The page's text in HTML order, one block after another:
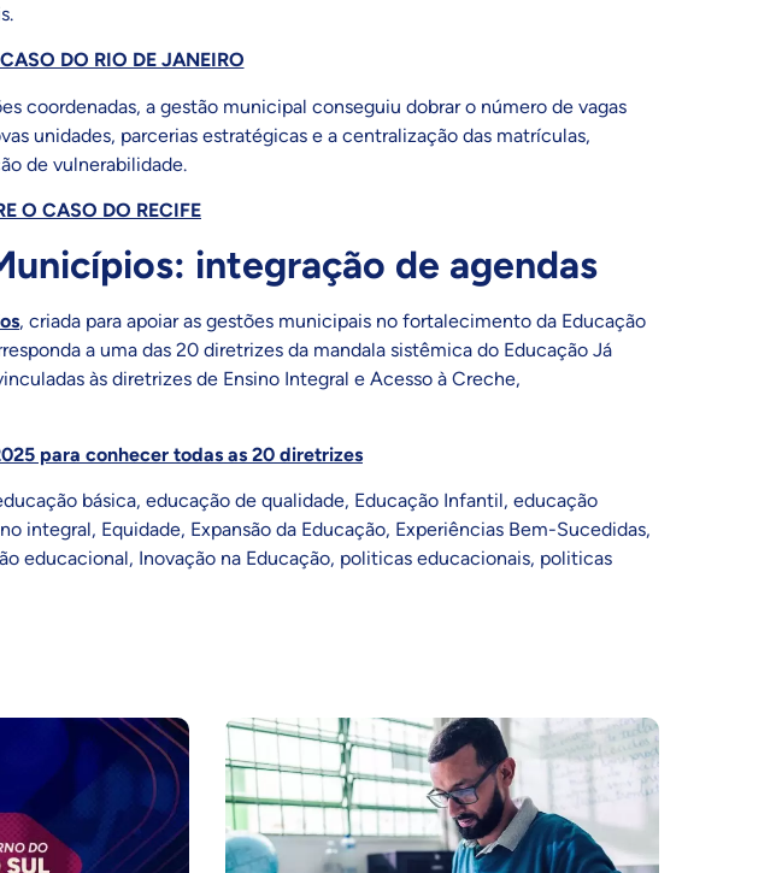
DO RIO DE JANEIRO
coordenadas, a gestão municipal conseguiu dobrar o número de vagas
unidades, parcerias estratégicas e a centralização das matrículas,
de vulnerabilidade.
O CASO DO RECIFE
integração de agendas
, criada para apoiar as gestões municipais no fortalecimento da Educação
a uma das 20 diretrizes da mandala sistêmica do Educação Já
às diretrizes de Ensino Integral e Acesso à Creche,
para conhecer todas as 20 diretrizes
básica, educação de qualidade, Educação Infantil, educação
integral, Equidade, Expansão da Educação, Experiências Bem-Sucedidas,
educacional, Inovação na Educação, politicas educacionais, politicas